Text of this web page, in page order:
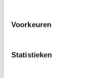
Voorkeuren
Statistieken